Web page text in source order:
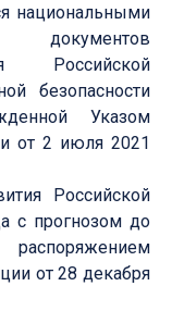
национальными
документов
Российской
безопасности
Указом
от 2 июля 2021
Российской
с прогнозом до
от 28 декабря